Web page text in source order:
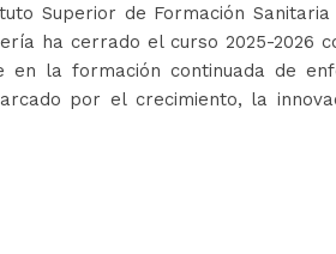
Superior de Formación Sanitaria
ha cerrado el curso 2025-2026
en la formación continuada de
por el crecimiento, la